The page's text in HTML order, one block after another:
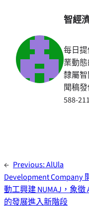
智經
每日
業動
隸屬
聞稿
588-
← Previous:AlUla
Development Company
動工興建 NUMAJ，象徵
的發展進入新階段